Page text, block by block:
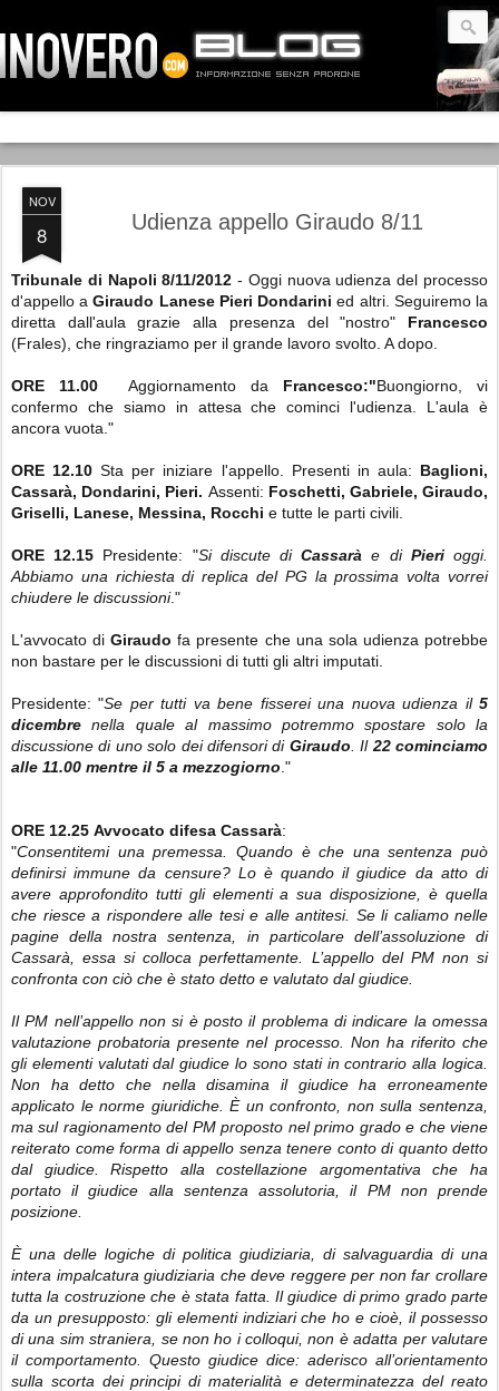
NOV
8 Udienza appello Giraudo 8/11
Tribunale di Napoli 8/11/2012 - Oggi nuova udienza del processo
d'appello aGiraudo Lanese Pieri Dondarini ed altri. Seguiremo la
diretta dall'aula grazie alla presenza del "nostro" Francesco
(Frales), che ringraziamo per il grande lavoro svolto. A dopo.
ORE 11.00 Aggiornamento da Francesco:"Buongiorno, vi
confermo che siamo in attesa che cominci l'udienza. L'aula è
ancora vuota."
ORE 12.10 Sta per iniziare l'appello. Presenti in aula: Baglioni,
Cassarà, Dondarini, Pieri. Assenti: Foschetti, Gabriele, Giraudo,
Griselli, Lanese, Messina, Rocchi e tutte le parti civili.
ORE 12.15 Presidente: "Si discute diCassarà e di Pierioggi.
Abbiamo una richiesta di replica del PG la prossima volta vorrei
chiudere le discussioni."
L'avvocato diGiraudo fa presente che una sola udienza potrebbe
non bastare per le discussioni di tutti gli altri imputati.
Presidente: "Se per tutti va bene fisserei una nuova udienza il5
dicembre nella quale al massimo potremmo spostare solo la
discussione di uno solo dei difensori di Giraudo . Il 22 cominciamo
alle 11.00 mentre il 5 a mezzogiorno ."
ORE 12.25 Avvocato difesa Cassarà:
"Consentitemi una premessa. Quando è che una sentenza può
definirsi immune da censure? Lo è quando il giudice da atto di
avere approfondito tutti gli elementi a sua disposizione, è quella
che riesce a rispondere alle tesi e alle antitesi. Se li caliamo nelle
pagine della nostra sentenza, in particolare dell’assoluzione di
Cassarà, essa si colloca perfettamente. L’appello del PM non si
confronta con ciò che è stato detto e valutato dal giudice.
Il PM nell’appello non si è posto il problema di indicare la omessa
valutazione probatoria presente nel processo. Non ha riferito che
gli elementi valutati dal giudice lo sono stati in contrario alla logica.
Non ha detto che nella disamina il giudice ha erroneamente
applicato le norme giuridiche. È un confronto, non sulla sentenza,
ma sul ragionamento del PM proposto nel primo grado e che viene
reiterato come forma di appello senza tenere conto di quanto detto
dal giudice. Rispetto alla costellazione argomentativa che ha
portato il giudice alla sentenza assolutoria, il PM non prende
posizione.
È una delle logiche di politica giudiziaria, di salvaguardia di una
intera impalcatura giudiziaria che deve reggere per non far crollare
tutta la costruzione che è stata fatta. Il giudice di primo grado parte
da un presupposto: gli elementi indiziari che ho e cioè, il possesso
di una sim straniera, se non ho i colloqui, non è adatta per valutare
il comportamento. Questo giudice dice: aderisco all’orientamento
sulla scorta dei principi di materialità e determinatezza del reato